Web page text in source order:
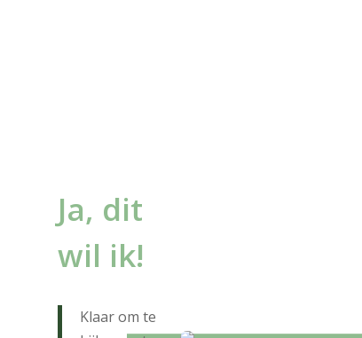
Ja, dit
wil ik!
Klaar om te